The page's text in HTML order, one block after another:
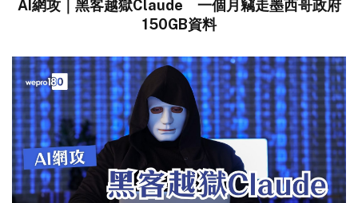
AI網攻｜黑客越獄Claude 一個月竊走墨西哥政府
150GB資料